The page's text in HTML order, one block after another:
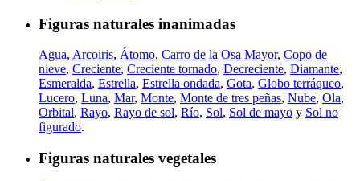
Figuras naturales inanimadas
Agua, Arcoiris, Átomo, Carro de la Osa Mayor, Copo de
nieve, Creciente, Creciente tornado, Decreciente, Diamante,
Esmeralda, Estrella, Estrella ondada, Gota, Globo terráqueo,
Lucero, Luna, Mar, Monte, Monte de tres peñas, Nube, Ola,
Orbital, Rayo, Rayo de sol, Río, Sol, Sol de mayo y Sol no
figurado.
Figuras naturales vegetales